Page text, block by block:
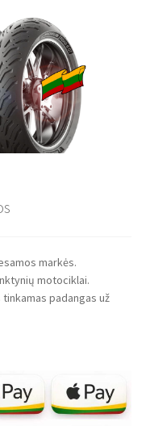
markės.
motociklai.
padangas už